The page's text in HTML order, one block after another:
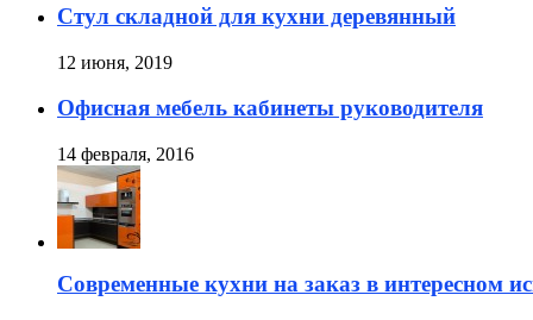
Стул складной для кухни деревянный
12 июня, 2019
Офисная мебель кабинеты руководителя
14 февраля, 2016
Современные кухни на заказ в интересном